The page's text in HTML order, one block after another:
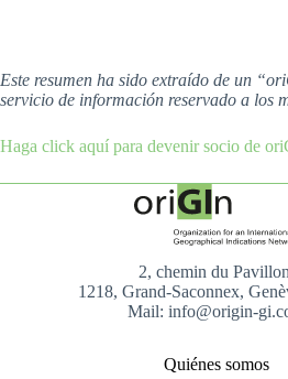
Este resumen ha sido extraído de un
servicio de información reservado a los
Haga click aquí para devenir socio de
2, chemin du
1218, Grand-Saconnex,
Mail: info@origin-
Quiénes somos